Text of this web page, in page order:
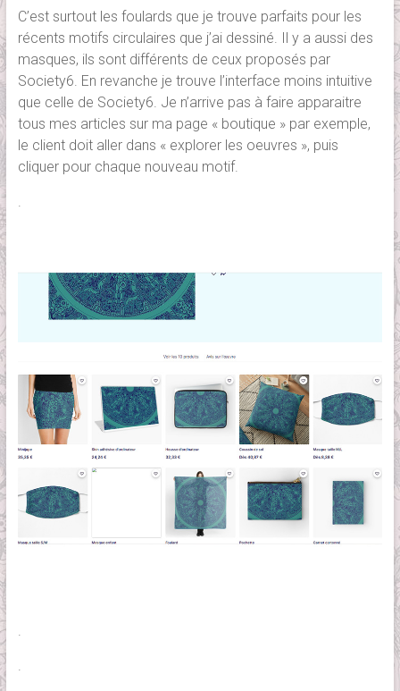
C’est surtout les foulards que je trouve parfaits pour les
récents motifs circulaires que j’ai dessiné. Il y a aussi des
masques, ils sont différents de ceux proposés par
Society6. En revanche je trouve l’interface moins intuitive
que celle de Society6. Je n’arrive pas à faire apparaitre
tous mes articles sur ma page « boutique » par exemple,
le client doit aller dans « explorer les oeuvres », puis
cliquer pour chaque nouveau motif.
.
.